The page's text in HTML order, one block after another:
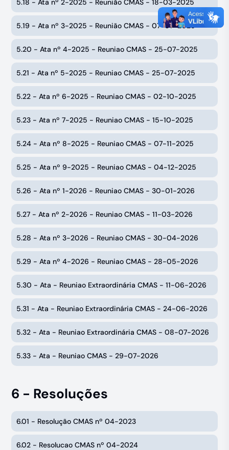
5.19 - Ata nº 3-2025 - Reunião CMAS - 07-07-2025
5.20 - Ata nº 4-2025 - Reuniao CMAS - 25-07-2025
5.21 - Ata nº 5-2025 - Reuniao CMAS - 25-07-2025
5.22 - Ata nº 6-2025 - Reuniao CMAS - 02-10-2025
5.23 - Ata nº 7-2025 - Reuniao CMAS - 15-10-2025
5.24 - Ata nº 8-2025 - Reuniao CMAS - 07-11-2025
5.25 - Ata nº 9-2025 - Reuniao CMAS - 04-12-2025
5.26 - Ata nº 1-2026 - Reuniao CMAS - 30-01-2026
5.27 - Ata nº 2-2026 - Reuniao CMAS - 11-03-2026
5.28 - Ata nº 3-2026 - Reuniao CMAS - 30-04-2026
5.29 - Ata nº 4-2026 - Reuniao CMAS - 28-05-2026
5.30 - Ata - Reuniao Extraordinária CMAS - 11-06-2026
5.31 - Ata - Reuniao Extraordinária CMAS - 24-06-2026
5.32 - Ata - Reuniao Extraordinária CMAS - 08-07-2026
5.33 - Ata - Reuniao CMAS - 29-07-2026
6 - Resoluções
6.01 - Resolução CMAS nº 04-2023
6.02 - Resolucao CMAS nº 04-2024